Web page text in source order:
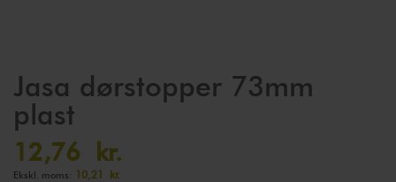
Jasa dørstopper 73mm
plast
12,76 kr.
10,21 kr.
til
starten
billedgalleriet